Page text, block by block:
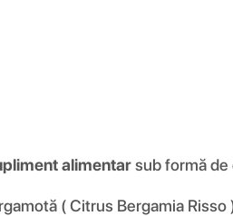
alimentarsub formă de
( Citrus Bergamia